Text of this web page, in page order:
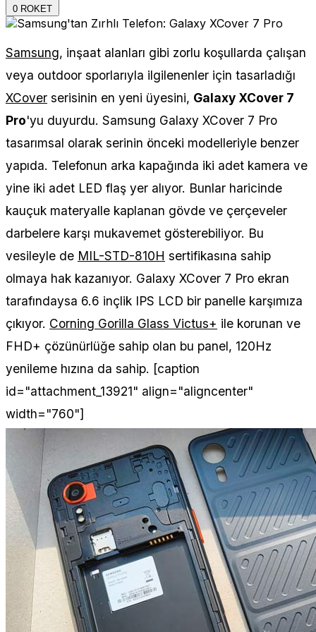
0 ROKET
Samsung, inşaat alanları gibi zorlu koşullarda çalışan
veya outdoor sporlarıyla ilgilenenler için tasarladığı
XCover serisinin en yeni üyesini, Galaxy XCover 7
Pro'yu duyurdu. Samsung Galaxy XCover 7 Pro
tasarımsal olarak serinin önceki modelleriyle benzer
yapıda. Telefonun arka kapağında iki adet kamera ve
yine iki adet LED flaş yer alıyor. Bunlar haricinde
kauçuk materyalle kaplanan gövde ve çerçeveler
darbelere karşı mukavemet gösterebiliyor. Bu
vesileyle de MIL-STD-810H sertifikasına sahip
olmaya hak kazanıyor. Galaxy XCover 7 Pro ekran
tarafındaysa 6.6 inçlik IPS LCD bir panelle karşımıza
çıkıyor. Corning Gorilla Glass Victus+ ile korunan ve
FHD+ çözünürlüğe sahip olan bu panel, 120Hz
yenileme hızına da sahip. [caption
id="attachment_13921" align="aligncenter"
width="760"]